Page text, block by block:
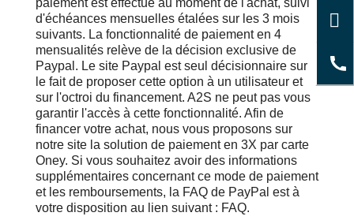
paiement est effectué au moment de l'achat, suivi
d'échéances mensuelles étalées sur les 3 mois
suivants. La fonctionnalité de paiement en 4
mensualités relève de la décision exclusive de
Paypal. Le site Paypal est seul décisionnaire sur
le fait de proposer cette option à un utilisateur et
sur l'octroi du financement. A2S ne peut pas vous
garantir l'accès à cette fonctionnalité. Afin de
financer votre achat, nous vous proposons sur
notre site la solution de paiement en 3X par carte
Oney. Si vous souhaitez avoir des informations
supplémentaires concernant ce mode de paiement
et les remboursements, la FAQ de PayPal est à
votre disposition au lien suivant : FAQ.